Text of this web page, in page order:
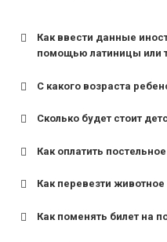
Как ввести данные
помощью латиницы или
С какого возраста
для поездов дальнего
для пригородных
Сколько будет стоит
Как оплатить
Как перевезти животное
Как поменять билет на